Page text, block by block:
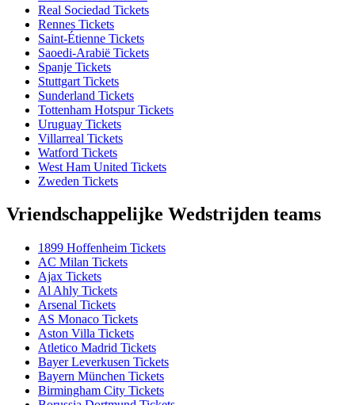
Real Sociedad Tickets
Rennes Tickets
Saint-Étienne Tickets
Saoedi-Arabië Tickets
Spanje Tickets
Stuttgart Tickets
Sunderland Tickets
Tottenham Hotspur Tickets
Uruguay Tickets
Villarreal Tickets
Watford Tickets
West Ham United Tickets
Zweden Tickets
Vriendschappelijke Wedstrijden teams
1899 Hoffenheim Tickets
AC Milan Tickets
Ajax Tickets
Al Ahly Tickets
Arsenal Tickets
AS Monaco Tickets
Aston Villa Tickets
Atletico Madrid Tickets
Bayer Leverkusen Tickets
Bayern München Tickets
Birmingham City Tickets